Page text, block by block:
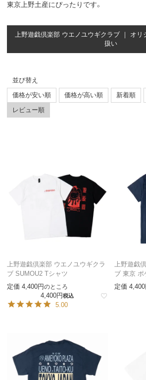
東京上野土産にぴったりです。
上野遊戯倶楽部 ウエノユウギクラブ ｜ オリ
扱い
並び替え
価格が安い順
価格が高い順 新着順
レビュー順
上野遊戯倶楽部 ウエノユウギクラ
ブ SUMOU2 Tシャツ
定価 4,400 のところ
4,400 税込
5.00
上野遊戯
ブ 東京 ポ
定価 4,400